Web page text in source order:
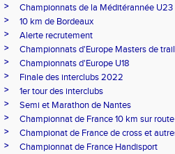
>
Championnats de la Méditérannée U23
>
10 km de Bordeaux
>
Alerte recrutement
>
Championnats d'Europe Masters de trail
>
Championnats d'Europe U18
>
Finale des interclubs 2022
>
1er tour des interclubs
>
Semi et Marathon de Nantes
>
Championnat de France 10 km sur route
>
Championat de France de cross et
>
Championnat de France Handisport